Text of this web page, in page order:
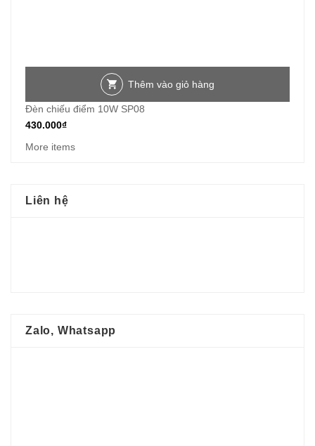
Thêm vào giỏ hàng
Đèn chiếu điểm 10W SP08
430.000₫
More items
Liên hệ
Zalo, Whatsapp